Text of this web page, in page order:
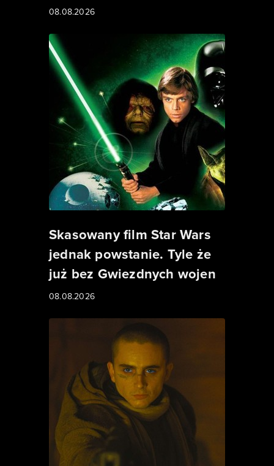
08.08.2026
Skasowany film Star Wars
jednak powstanie. Tyle że
już bez Gwiezdnych wojen
08.08.2026